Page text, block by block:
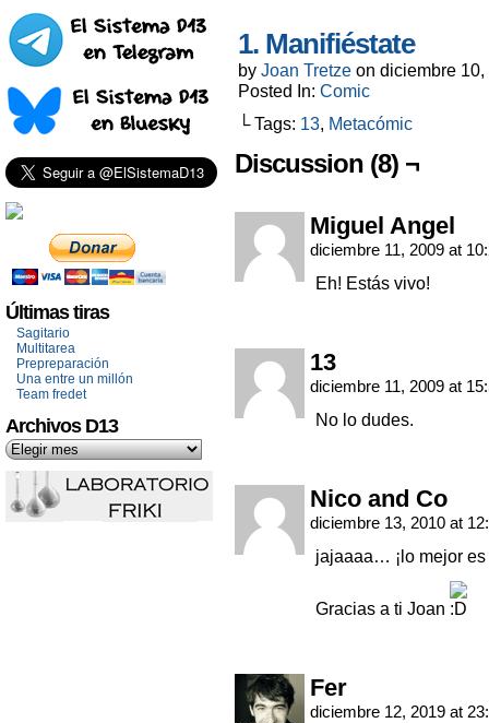
Últimas tiras
Sagitario
Multitarea
Prepreparación
Una entre un millón
Team fredet
Archivos D13
1. Manifiéstate
by Joan Tretze on diciembre 10,
Posted In: Comic
└ Tags: 13, Metacómic
Discussion (8) ¬
Miguel Angel
diciembre 11, 2009 at
Eh! Estás vivo!
13
diciembre 11, 2009 at
No lo dudes.
Nico and Co
diciembre 13, 2010 at
jajaaaa… ¡lo mejor
Gracias a ti Joan
Fer
diciembre 12, 2019 at